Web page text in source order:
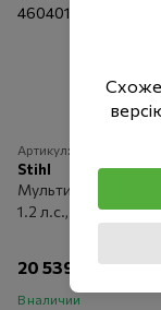
Артикул: 46040115401
Stihl
Мультимотор
1.2 л.с., 27.2 куб. см
20 539 грн
В наличии
Схоже